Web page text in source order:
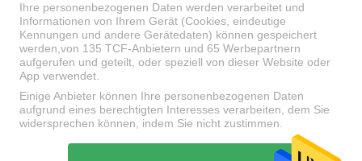
Verbindungsstücke
LWL Pigtail LWL Dämpfungsglied
Fiber Optic-Splitter LWL-Kabel
Ihre personenbezogenen Daten werden verarbeitet und
Informationen von Ihrem Gerät (Cookies, eindeutige
Kennungen und andere Gerätedaten) können gespeichert
werden,von 135 TCF-Anbietern und 65 Werbepartnern
aufgerufen und geteilt, oder speziell von dieser Website oder
App verwendet.
Einige Anbieter können Ihre personenbezogenen Daten
aufgrund eines berechtigten Interesses verarbeiten, dem Sie
widersprechen können, indem Sie nicht zustimmen.